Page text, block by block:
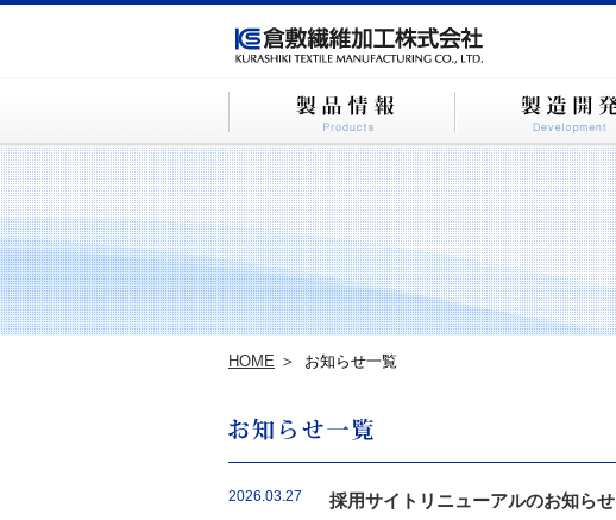
HOME お知らせ一覧
2026.03.27 採用サイトリニューアルのお知らせ